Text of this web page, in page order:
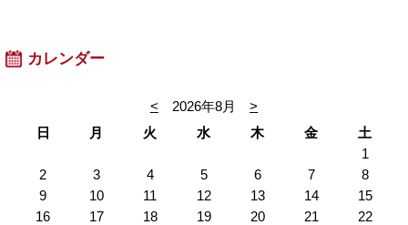
カレンダー
< 2026年8月
>
日
月 火 水 木 金
土
1
2
3 4 5 6 7
8
9
10 11 12 13 14
15
16
17 18 19 20 21
22